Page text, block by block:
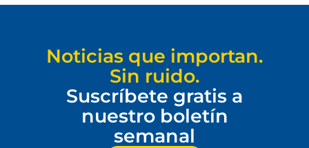
Noticias que importan.
Sin ruido.
Suscríbete gratis a
nuestro boletín
semanal